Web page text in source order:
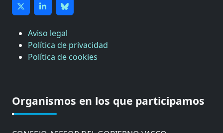
Aviso legal
Política de privacidad
Política de cookies
Organismos en los que participamos
COMISIÓN ASESORA DE MOVILIDAD DEL
AYUNTAMIENTO DE DONOSTIA